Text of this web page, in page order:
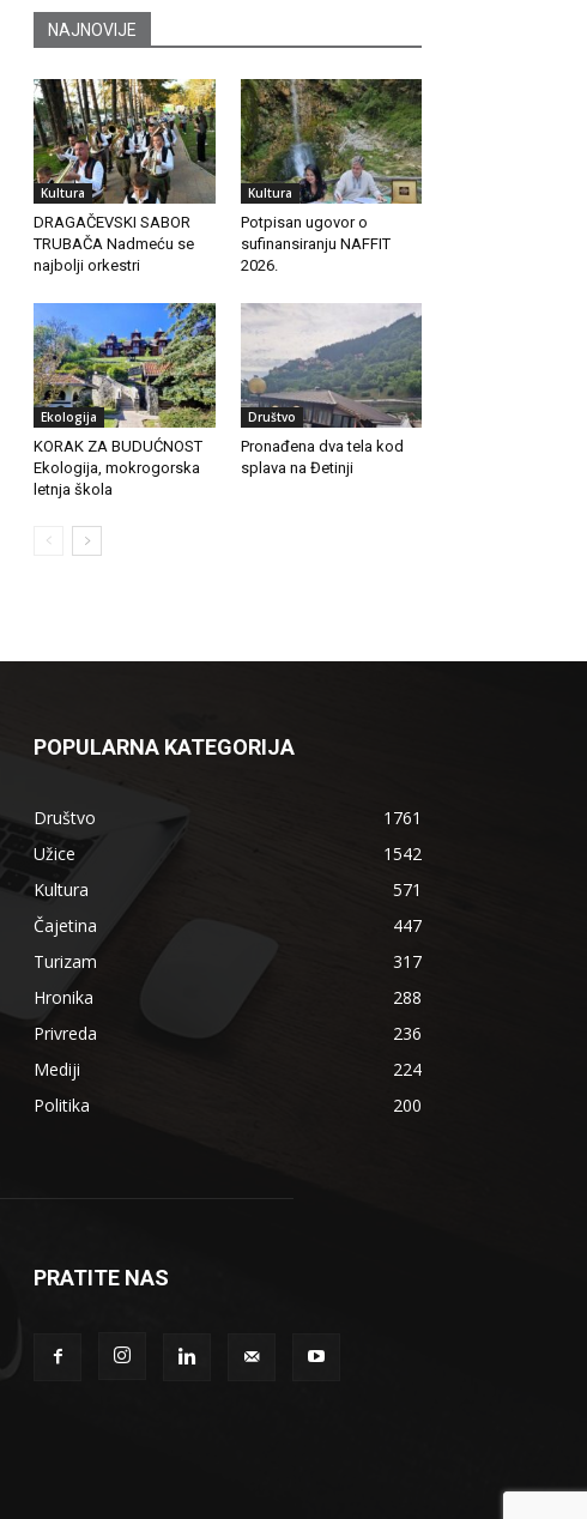
NAJNOVIJE
Kultura
DRAGAČEVSKI SABOR
TRUBAČA Nadmeću se
najbolji orkestri
Kultura
Potpisan ugovor o
sufinansiranju NAFFIT
2026.
Ekologija
KORAK ZA BUDUĆNOST
Ekologija, mokrogorska
letnja škola
Društvo
Pronađena dva tela kod
splava na Đetinji
POPULARNA KATEGORIJA
Društvo
1761
Užice
1542
Kultura
571
Čajetina
447
Turizam
317
Hronika
288
Privreda
236
Mediji
224
Politika
200
PRATITE NAS